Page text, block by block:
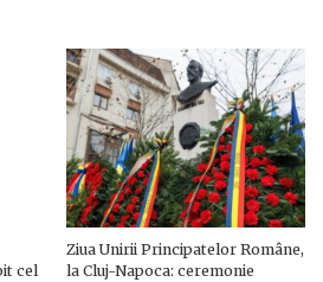
cel
Ziua Unirii Principatelor Române,
la Cluj-Napoca: ceremonie